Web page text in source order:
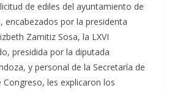
de ediles del ayuntamiento de
encabezados por la presidenta
Zamitiz Sosa, la LXVI
presidida por la diputada
y personal de la Secretaría de
Congreso, les explicaron los